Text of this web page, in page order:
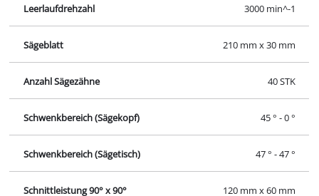
Leerlaufdrehzahl 3000 min^-1
Sägeblatt 210 mm x 30 mm
Anzahl Sägezähne 40 STK
Schwenkbereich (Sägekopf) 45 ° - 0 °
Schwenkbereich (Sägetisch) 47 ° - 47 °
Schnittleistung 90° x 90° 120 mm x 60 mm